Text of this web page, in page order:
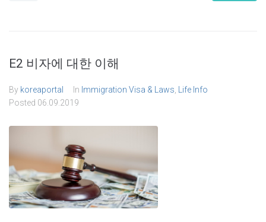
E2 비자에 대한 이해
By koreaportal In Immigration Visa & Laws Life Info
Posted 06.09.2019